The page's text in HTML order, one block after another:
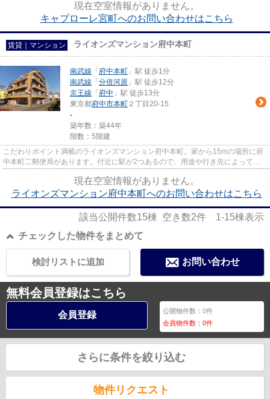
現在空室情報がありません。
キャプローレ宮町へのお問い合わせはこちら
賃貸｜マンション ライオンズマンション府中本町
南武線 「 府中本町 」駅 徒歩1分
南武線 「 分倍河原 」駅 徒歩12分
京王線 「 府中 」駅 徒歩13分
東京都府中市本町 ２丁目20-15
-
築年数：築44年
階数：5階建
こだわりポイント満載のライオンズマンション府中本町。家から15mの場所に府
中本町二郵便局があります。付近に駅が2つあるので、用途や行き先によって経
現在空室情報がありません。
ライオンズマンション府中本町へのお問い合わせはこちら
該当公開件数15棟 空き数2件 1-15棟表示
チェックした物件をまとめて
お問い合わせ
検討リストに追加
無料会員登録はこちら
会員登録 公開物件数：0件
会員物件数：0件
さらに条件を絞り込む
物件リクエスト